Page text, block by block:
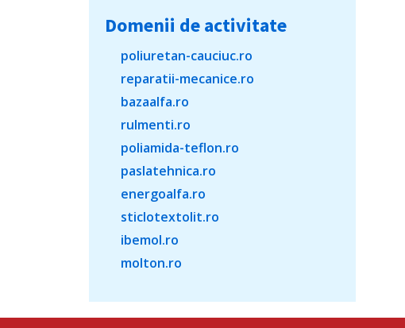
Domenii de activitate
poliuretan-cauciuc.ro
reparatii-mecanice.ro
bazaalfa.ro
rulmenti.ro
poliamida-teflon.ro
paslatehnica.ro
energoalfa.ro
sticlotextolit.ro
ibemol.ro
molton.ro